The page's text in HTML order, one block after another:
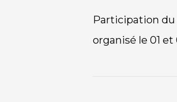
02/03/2023
Participation du
organisé le 01